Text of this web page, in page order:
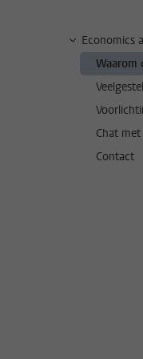
Economics
Waarom
Chat
Contact